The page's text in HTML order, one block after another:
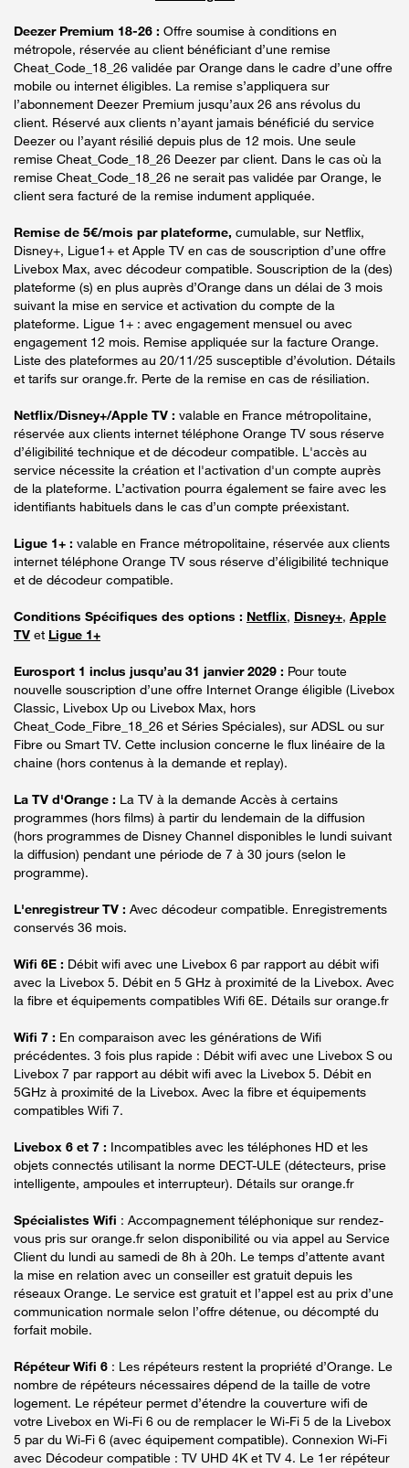
Deezer Premium 18-26 : Offre soumise à conditions en
métropole, réservée au client bénéficiant d’une remise
Cheat_Code_18_26 validée par Orange dans le cadre d’une offre
mobile ou internet éligibles. La remise s’appliquera sur
l’abonnement Deezer Premium jusqu’aux 26 ans révolus du
client. Réservé aux clients n’ayant jamais bénéficié du service
Deezer ou l’ayant résilié depuis plus de 12 mois. Une seule
remise Cheat_Code_18_26 Deezer par client. Dans le cas où la
remise Cheat_Code_18_26 ne serait pas validée par Orange, le
client sera facturé de la remise indument appliquée.
Remise de 5€/mois par plateforme, cumulable, sur Netflix,
Disney+, Ligue1+ et Apple TV en cas de souscription d’une offre
Livebox Max, avec décodeur compatible. Souscription de la (des)
plateforme (s) en plus auprès d’Orange dans un délai de 3 mois
suivant la mise en service et activation du compte de la
plateforme. Ligue 1+ : avec engagement mensuel ou avec
engagement 12 mois. Remise appliquée sur la facture Orange.
Liste des plateformes au 20/11/25 susceptible d’évolution. Détails
et tarifs sur orange.fr. Perte de la remise en cas de résiliation.
Netflix/Disney+/Apple TV : valable en France métropolitaine,
réservée aux clients internet téléphone Orange TV sous réserve
d’éligibilité technique et de décodeur compatible. L'accès au
service nécessite la création et l'activation d'un compte auprès
de la plateforme. L’activation pourra également se faire avec les
identifiants habituels dans le cas d’un compte préexistant.
Ligue 1+ : valable en France métropolitaine, réservée aux clients
internet téléphone Orange TV sous réserve d’éligibilité technique
et de décodeur compatible.
Conditions Spécifiques des options : Netflix, Disney+, Apple
TV et Ligue 1+
Eurosport 1 inclus jusqu’au 31 janvier 2029 : Pour toute
nouvelle souscription d’une offre Internet Orange éligible (Livebox
Classic, Livebox Up ou Livebox Max, hors
Cheat_Code_Fibre_18_26 et Séries Spéciales), sur ADSL ou sur
Fibre ou Smart TV. Cette inclusion concerne le flux linéaire de la
chaine (hors contenus à la demande et replay).
La TV d'Orange : La TV à la demande Accès à certains
programmes (hors films) à partir du lendemain de la diffusion
(hors programmes de Disney Channel disponibles le lundi suivant
la diffusion) pendant une période de 7 à 30 jours (selon le
programme).
L'enregistreur TV : Avec décodeur compatible. Enregistrements
conservés 36 mois.
Wifi 6E : Débit wifi avec une Livebox 6 par rapport au débit wifi
avec la Livebox 5. Débit en 5 GHz à proximité de la Livebox. Avec
la fibre et équipements compatibles Wifi 6E. Détails sur orange.fr
Wifi 7 : En comparaison avec les générations de Wifi
précédentes. 3 fois plus rapide : Débit wifi avec une Livebox S ou
Livebox 7 par rapport au débit wifi avec la Livebox 5. Débit en
5GHz à proximité de la Livebox. Avec la fibre et équipements
compatibles Wifi 7.
Livebox 6 et 7 : Incompatibles avec les téléphones HD et les
objets connectés utilisant la norme DECT-ULE (détecteurs, prise
intelligente, ampoules et interrupteur). Détails sur orange.fr
Spécialistes Wifi : Accompagnement téléphonique sur rendez-
vous pris sur orange.fr selon disponibilité ou via appel au Service
Client du lundi au samedi de 8h à 20h. Le temps d’attente avant
la mise en relation avec un conseiller est gratuit depuis les
réseaux Orange. Le service est gratuit et l’appel est au prix d’une
communication normale selon l’offre détenue, ou décompté du
forfait mobile.
Répéteur Wifi 6 : Les répéteurs restent la propriété d’Orange. Le
nombre de répéteurs nécessaires dépend de la taille de votre
logement. Le répéteur permet d’étendre la couverture wifi de
votre Livebox en Wi-Fi 6 ou de remplacer le Wi-Fi 5 de la Livebox
5 par du Wi-Fi 6 (avec équipement compatible). Connexion Wi-Fi
avec Décodeur compatible : TV UHD 4K et TV 4. Le 1er répéteur